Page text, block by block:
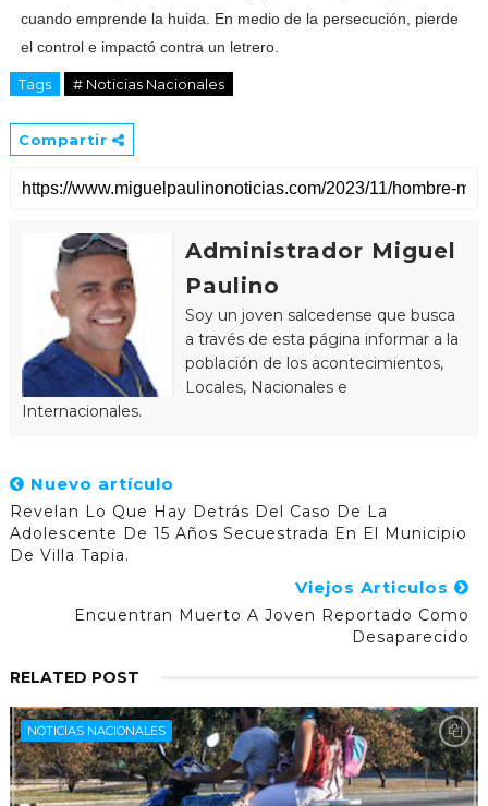
cuando emprende la huida. En medio de la persecución, pierde
el control e impactó contra un letrero.
Tags # Noticias Nacionales
Compartir
Administrador Miguel
Paulino
Soy un joven salcedense que busca
a través de esta página informar a la
población de los acontecimientos,
Locales, Nacionales e
Internacionales.
Nuevo artículo
Revelan Lo Que Hay Detrás Del Caso De La
Adolescente De 15 Años Secuestrada En El Municipio
De Villa Tapia.
Viejos Articulos
Encuentran Muerto A Joven Reportado Como
Desaparecido
RELATED POST
NOTICIAS NACIONALES